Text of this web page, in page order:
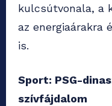
kulcsútvonala, a
az energiaárakra
is.
Sport: PSG-
szívfájdalom